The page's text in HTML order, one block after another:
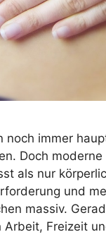
immer
Doch
als nur
und
massiv.
Arbeit, Freizeit